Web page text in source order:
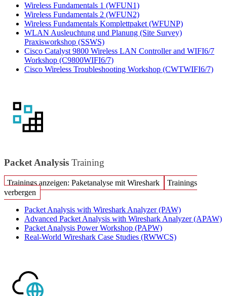
Wireless Fundamentals 1 (WFUN1)
Wireless Fundamentals 2 (WFUN2)
Wireless Fundamentals Komplettpaket (WFUNP)
WLAN Ausleuchtung und Planung (Site Survey)
Praxisworkshop (SSWS)
Cisco Catalyst 9800 Wireless LAN Controller and WIFI6/7
Workshop (C9800WIFI6/7)
Cisco Wireless Troubleshooting Workshop (CWTWIFI6/7)
Packet Analysis Training
Trainings anzeigen: Paketanalyse mit Wireshark
Trainings
verbergen
Packet Analysis with Wireshark Analyzer(PAW)
Advanced Packet Analysis with Wireshark Analyzer(APAW)
Packet Analysis Power Workshop (PAPW)
Real-World Wireshark Case Studies (RWWCS)